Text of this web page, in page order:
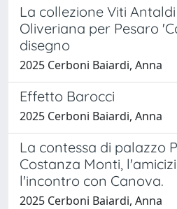
La collezione Viti
Oliveriana per Pesaro
disegno
2025 Cerboni Baiardi, Anna
Effetto Barocci
2025 Cerboni Baiardi, Anna
La contessa di palazzo
Costanza Monti,
l'incontro con Canova.
2025 Cerboni Baiardi, Anna